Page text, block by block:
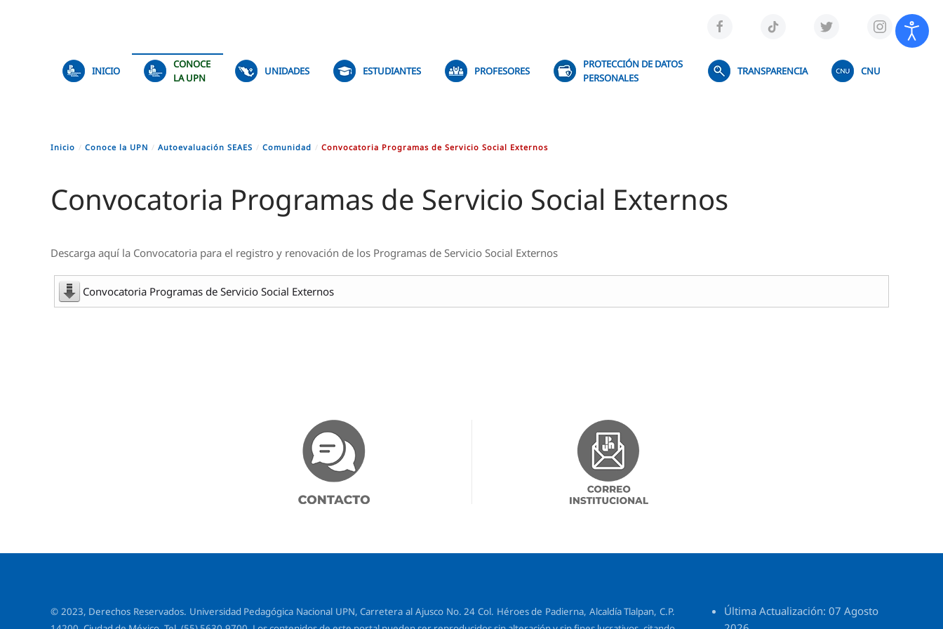
INICIO
CONOCE
LA UPN
UNIDADES ESTUDIANTES PROFESORES
PROTECCIÓN DE DATOS
PERSONALES
TRANSPARENCIA CNU
Inicio Conoce la UPN Autoevaluación SEAES Comunidad Convocatoria Programas de Servicio Social Externos
Convocatoria Programas de Servicio Social Externos
Descarga aquí la Convocatoria para el registro y renovación de los Programas de Servicio Social Externos
Convocatoria Programas de Servicio Social Externos
© 2023, Derechos Reservados. Universidad Pedagógica Nacional UPN, Carretera al Ajusco No. 24 Col. Héroes de Padierna, Alcaldía Tlalpan, C.P.
Última Actualización: 07 Agosto